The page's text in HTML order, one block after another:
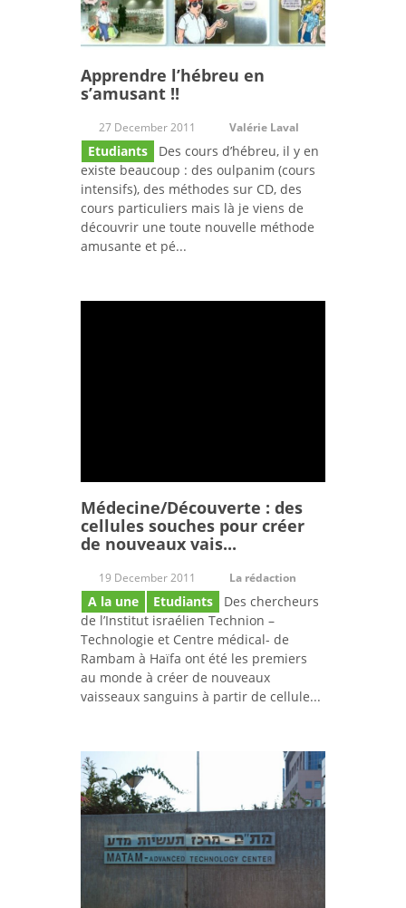
Apprendre l’hébreu en
s’amusant !!
27 December 2011 Valérie Laval
Etudiants
Des cours d’hébreu, il y en
existe beaucoup : des oulpanim (cours
intensifs), des méthodes sur CD, des
cours particuliers mais là je viens de
découvrir une toute nouvelle méthode
amusante et pé...
Médecine/Découverte : des
cellules souches pour créer
de nouveaux vais...
19 December 2011 La rédaction
A la une Etudiants
Des chercheurs
de l’Institut israélien Technion –
Technologie et Centre médical- de
Rambam à Haïfa ont été les premiers
au monde à créer de nouveaux
vaisseaux sanguins à partir de cellule...